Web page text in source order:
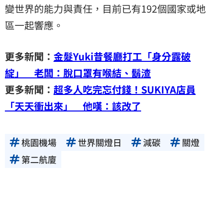
變世界的能力與責任，目前已有192個國家或地
區一起響應。
更多新聞： 金髮Yuki昔餐廳打工「身分露破
綻」 老闆：脫口罩有喉結、鬍渣
更多新聞： 超多人吃完忘付錢！SUKIYA店員
「天天衝出來」 他嘆：該改了
桃園機場 世界關燈日 減碳
關燈
第二航廈